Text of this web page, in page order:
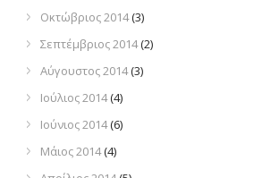
Οκτώβριος 2014(3)
Σεπτέμβριος 2014(2)
Αύγουστος 2014(3)
Ιούλιος 2014(4)
Ιούνιος 2014(6)
Μάιος 2014(4)